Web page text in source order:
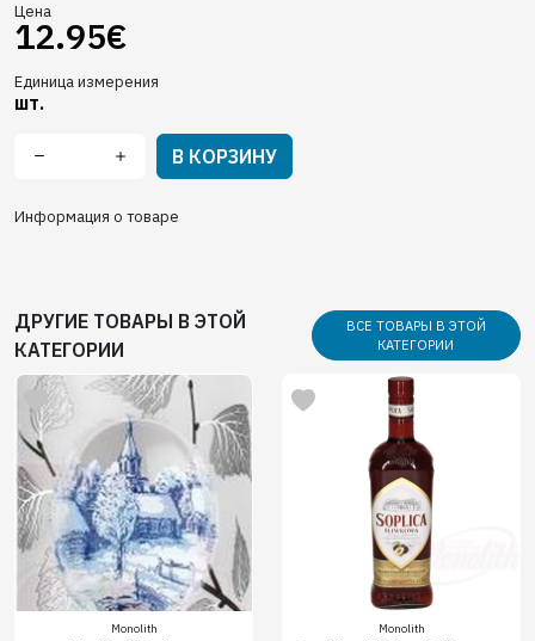
Цена
12.95€
Единица измерения
шт.
В КОРЗИНУ
Информация о товаре
ДРУГИЕ ТОВАРЫ В ЭТОЙ
КАТЕГОРИИ
ВСЕ ТОВАРЫ В ЭТОЙ
КАТЕГОРИИ
Monolith Monolith